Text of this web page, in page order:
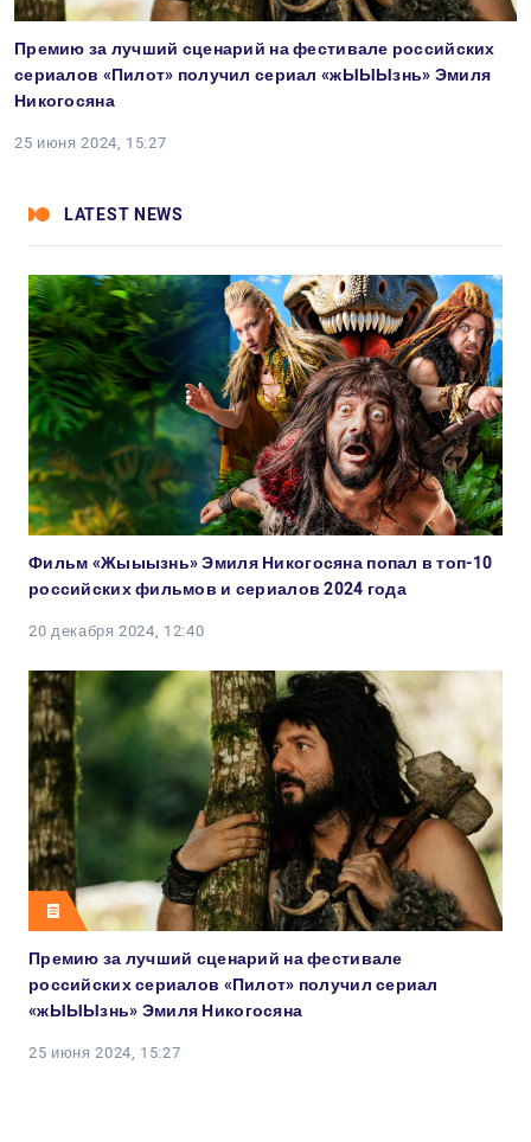
Премию за лучший сценарий на фестивале российских
сериалов «Пилот» получил сериал «жЫЫЫзнь» Эмиля
Никогосяна
25 июня 2024, 15:27
LATEST NEWS
Фильм «Жыыызнь» Эмиля Никогосяна попал в топ-10
российских фильмов и сериалов 2024 года
20 декабря 2024, 12:40
Премию за лучший сценарий на фестивале
российских сериалов «Пилот» получил сериал
«жЫЫЫзнь» Эмиля Никогосяна
25 июня 2024, 15:27